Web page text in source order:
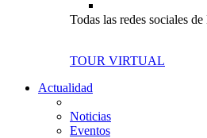
Todas las redes sociales
TOUR VIRTUAL
Actualidad
Noticias
Eventos